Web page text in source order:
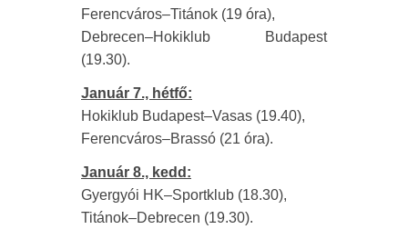
Ferencváros–Titánok (19 óra),
Debrecen–Hokiklub Budapest
(19.30).
Január 7., hétfő:
Hokiklub Budapest–Vasas (19.40),
Ferencváros–Brassó (21 óra).
Január 8., kedd:
Gyergyói HK–Sportklub (18.30),
Titánok–Debrecen (19.30).